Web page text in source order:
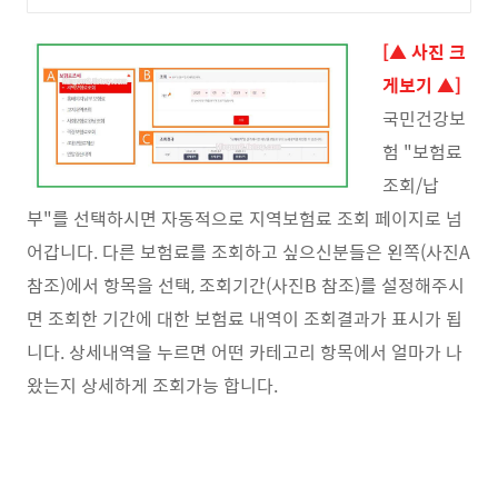
[▲ 사진 크
게보기 ▲]
국민건강보
험 "보험료
조회/납
부"를 선택하시면 자동적으로 지역보험료 조회 페이지로 넘
어갑니다. 다른 보험료를 조회하고 싶으신분들은 왼쪽(사진A
참조)에서 항목을 선택, 조회기간(사진B 참조)를 설정해주시
면 조회한 기간에 대한 보험료 내역이 조회결과가 표시가 됩
니다. 상세내역을 누르면 어떤 카테고리 항목에서 얼마가 나
왔는지 상세하게 조회가능 합니다.